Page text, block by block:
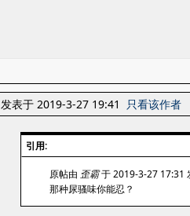
发表于 2019-3-27 19:41 只看该作者
引用:
原帖由 歪霸于 2019-3-27 17:31
那种尿骚味你能忍？